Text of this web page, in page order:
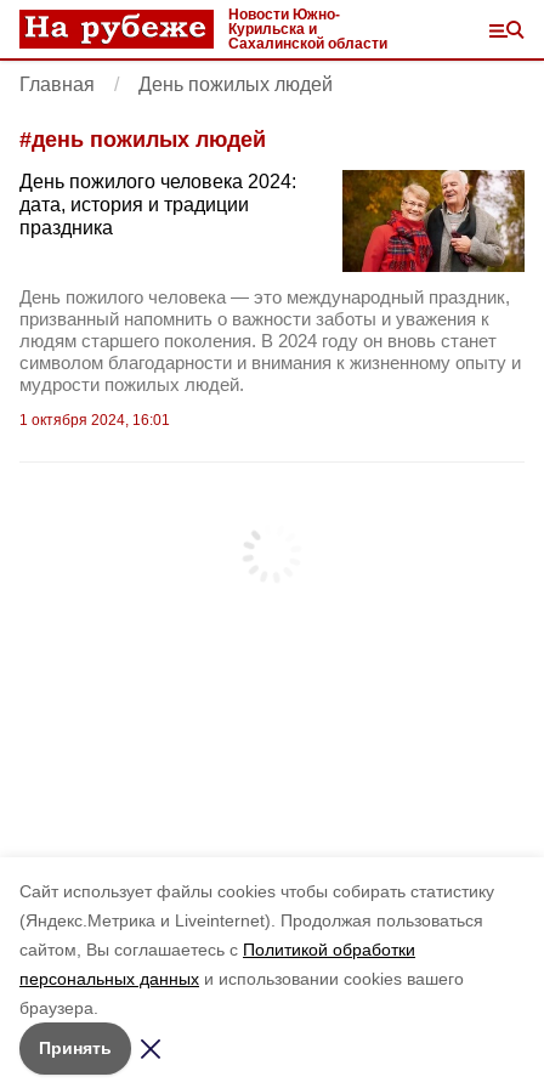
Cайт использует файлы cookies чтобы собирать статистику
(Яндекс.Метрика и Liveinternet).
Продолжая пользоваться
сайтом, Вы соглашаетесь с Политикой обработки
персональных данных и использовании cookies вашего
браузера.
Принять
Новости Южно-
Курильска и
Сахалинской области
Главная День пожилых людей
#день пожилых людей
День пожилого человека 2024:
дата, история и традиции
праздника
День пожилого человека — это международный праздник,
призванный напомнить о важности заботы и уважения к
людям старшего поколения. В 2024 году он вновь станет
символом благодарности и внимания к жизненному опыту и
мудрости пожилых людей.
1 октября 2024, 16:01